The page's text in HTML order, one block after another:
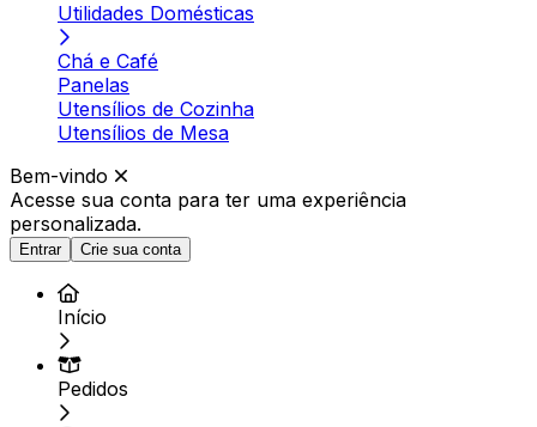
Utilidades Domésticas
Chá e Café
Panelas
Utensílios de Cozinha
Utensílios de Mesa
Bem-vindo
Acesse sua conta para ter uma experiência
personalizada.
Entrar Crie sua conta
Início
Pedidos